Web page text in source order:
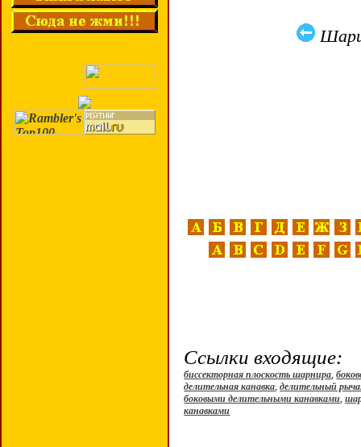
Ссылки входящие:
биссекторная плоскость шарнира,
делительная канавка,делительный
боковыми делительными канавками,
канавками